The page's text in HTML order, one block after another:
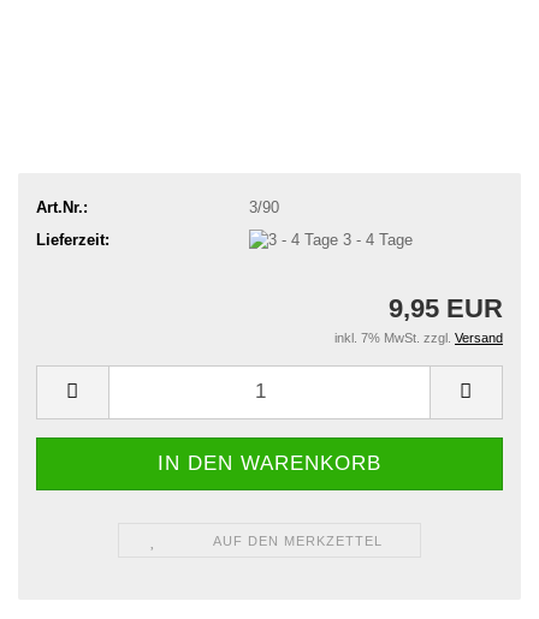
Art.Nr.:
3/90
Lieferzeit:
3 - 4 Tage
9,95 EUR
inkl. 7% MwSt. zzgl. Versand
AUF DEN MERKZETTEL